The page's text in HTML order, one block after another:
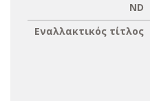
ND
Εναλλακτικός τίτλος